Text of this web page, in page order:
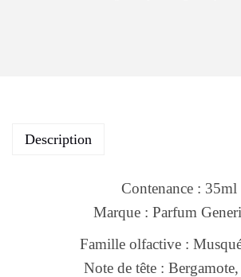
Description
Contenance : 35ml
Marque : Parfum
Famille olfactive :
Note de tête :